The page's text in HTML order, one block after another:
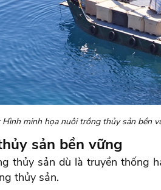
Hình minh họa nuôi trồng thủy sản bền
sản bền vững
thủy sản dù là truyền thống
thủy sản.